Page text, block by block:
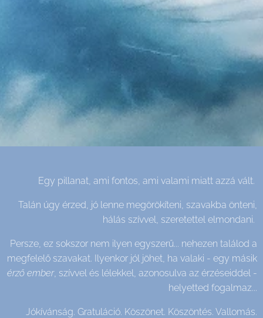
Egy pillanat, ami fontos, ami valami miatt azzá vált.
Talán úgy érzed, jó lenne megörökíteni, szavakba önteni,
hálás szívvel, szeretettel elmondani.
Persze, ez sokszor nem ilyen egyszerű... nehezen találod a
megfelelő szavakat. Ilyenkor jól jöhet, ha valaki - egy másik
érző ember, szívvel és lélekkel, azonosulva az érzéseiddel -
helyetted fogalmaz...
Jókívánság. Gratuláció. Köszönet. Köszöntés. Vallomás.